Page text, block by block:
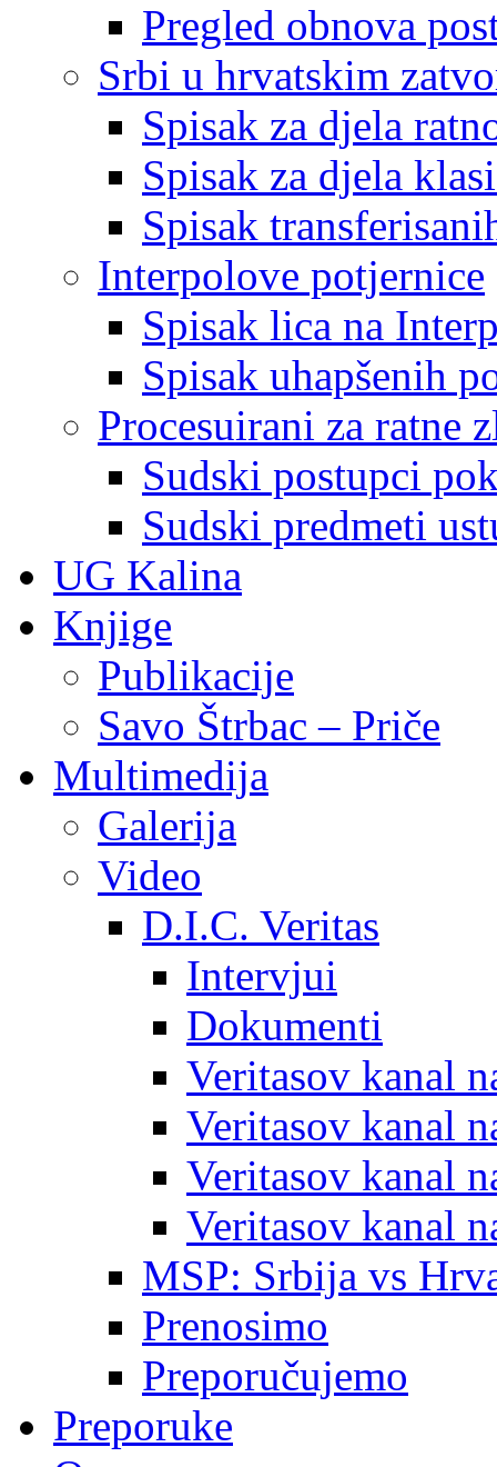
Pregled obnova
Srbi u hrvatskim
Spisak za djela
Spisak za djela
Spisak
Interpolove potjernice
Spisak lica na
Spisak uhapšenih
Procesuirani za ratne
Sudski postupci
Sudski predmeti
UG Kalina
Knjige
Publikacije
Savo Štrbac – Priče
Multimedija
Galerija
Video
D.I.C. Veritas
Intervjui
Dokumenti
Veritasov kanal
Veritasov kanal
Veritasov kanal
Veritasov kanal
MSP: Srbija vs
Prenosimo
Preporučujemo
Preporuke